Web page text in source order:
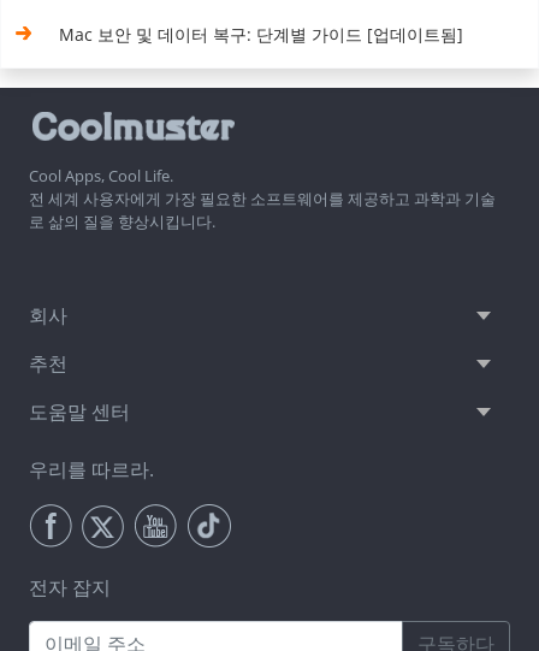
Mac 보안 및 데이터 복구: 단계별 가이드 [업데이트됨]
Cool Apps, Cool Life.
전 세계 사용자에게 가장 필요한 소프트웨어를 제공하고 과학과 기술
로 삶의 질을 향상시킵니다.
회사
추천
도움말 센터
우리를 따르라.
전자 잡지
구독하다